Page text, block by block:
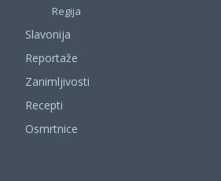
Regija
Slavonija
Reportaže
Zanimljivosti
Recepti
Osmrtnice